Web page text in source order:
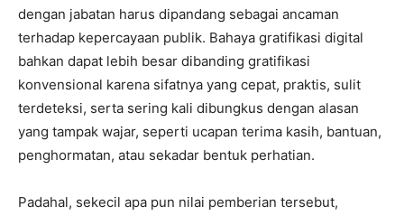
dengan jabatan harus dipandang sebagai ancaman
terhadap kepercayaan publik. Bahaya gratifikasi digital
bahkan dapat lebih besar dibanding gratifikasi
konvensional karena sifatnya yang cepat, praktis, sulit
terdeteksi, serta sering kali dibungkus dengan alasan
yang tampak wajar, seperti ucapan terima kasih, bantuan,
penghormatan, atau sekadar bentuk perhatian.
Padahal, sekecil apa pun nilai pemberian tersebut,